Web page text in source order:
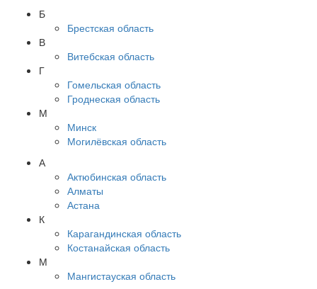
Б
Брестская область
В
Витебская область
Г
Гомельская область
Гроднеская область
М
Минск
Могилёвская область
А
Актюбинская область
Алматы
Астана
К
Карагандинская область
Костанайская область
М
Мангистауская область